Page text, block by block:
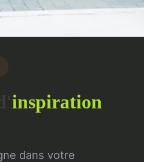
inspiration
dans votre